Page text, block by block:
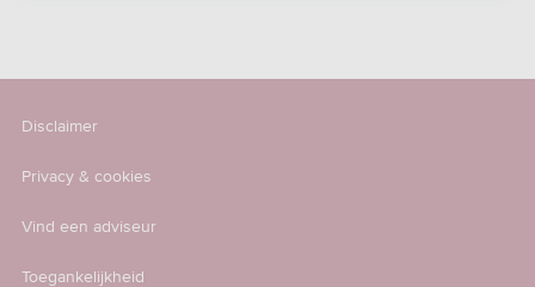
Disclaimer
Privacy & cookies
Vind een adviseur
Toegankelijkheid